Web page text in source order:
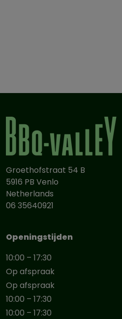
Groethofstraat 54 B
5916 PB Venlo
Netherlands
06 35640921
Openingstijden
10:00 – 17:30
Op afspraak
Op afspraak
10:00 – 17:30
10:00 – 17:30